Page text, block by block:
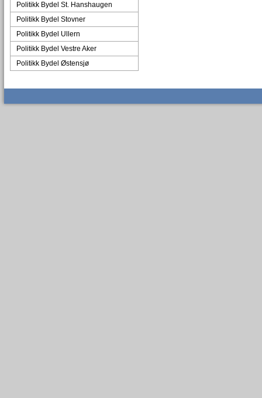
Politikk Bydel St. Hanshaugen
Politikk Bydel Stovner
Politikk Bydel Ullern
Politikk Bydel Vestre Aker
Politikk Bydel Østensjø